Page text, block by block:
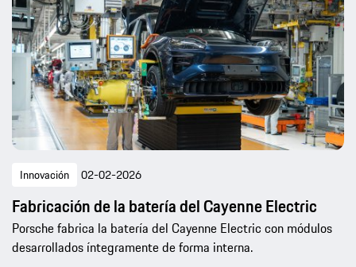
Innovación 02-02-2026
Fabricación de la batería del Cayenne Electric
Porsche fabrica la batería del Cayenne Electric con módulos
desarrollados íntegramente de forma interna.